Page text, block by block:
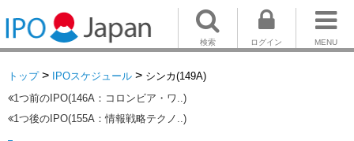
MENU
ログイン
検索
トップ> IPOスケジュール > シンカ(149A)
1つ前のIPO(146A：コロンビア・ワ..)
1つ後のIPO(155A：情報戦略テクノ..)